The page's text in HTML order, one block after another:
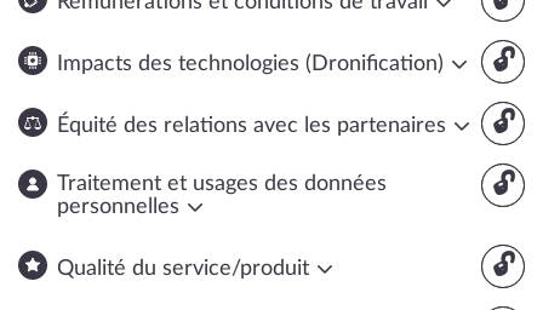
🔓
Impacts des technologies (Dronification)
🔓
Équité des relations avec les partenaires
🔓
Traitement et usages des données
personnelles
🔓
Qualité du service/produit